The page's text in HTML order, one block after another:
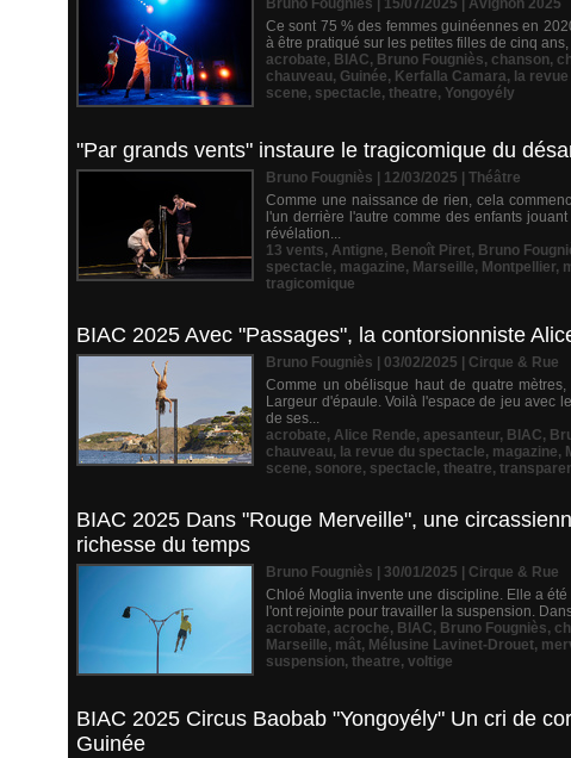
Bruno Fougniès | 15/07/2025
Avignon 2025
Ce sont 75 % des femmes guinéennes en
à être pratiqué sur les petites filles de cinq
acrobate, BIAC, Bruno Fougniès, chanson,
chauveau, Guinée, Kerfalla Camara, la
scene, spectacle, theatre, Yongoyély
"Par grands vents" instaure le tragicomique du
Bruno Fougniès | 12/03/2025
Théâtre
Comme une naissance de rien, cela
l'un derrière l'autre comme des enfants
révélation...
13 vents, Antigne, Benoît Piret, Bruno
spectacle, magazine, Marseille, Montpellier,
tragicomique
BIAC 2025 Avec "Passages", la contorsionniste
Bruno Fougniès | 03/02/2025
Cirque & Rue
Comme un obélisque haut de quatre
Largeur d'épaule. Voilà l'espace de jeu avec
de ses...
acrobate, Alice Rende, apesanteur, BIAC,
chauveau, la revue du spectacle, magazine,
scene, sonore, spectacle, theatre,
BIAC 2025 Dans "Rouge Merveille", une
richesse du temps
Bruno Fougniès | 30/01/2025
Cirque & Rue
Chloé Moglia invente une discipline. Elle a
l'ont rejointe pour travailler la suspension.
acrobate, acroche, BIAC, Bruno Fougniès,
Marseille, mât, Mélusine Lavinet-Drouet,
suspension, theatre, voltige
BIAC 2025 Circus Baobab "Yongoyély" Un cri de
Guinée